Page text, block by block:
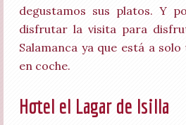
degustamos sus platos. Y
disfrutar la visita para
Salamanca ya que está a
en coche.
Hotel el Lagar de Isilla